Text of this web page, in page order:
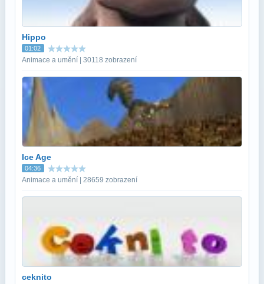
Hippo
01:02
Animace a umění | 30118 zobrazení
Ice Age
04:36
Animace a umění | 28659 zobrazení
ceknito